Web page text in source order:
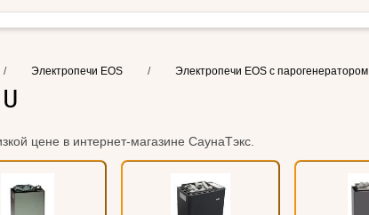
/ Электропечи EOS / Электропечи EOS с парогенератором
цене в интернет-магазине СаунаТэкс.